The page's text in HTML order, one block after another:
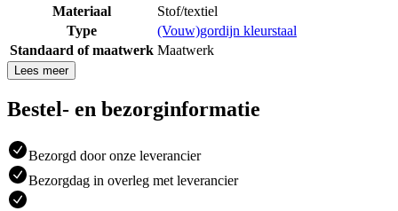
Materiaal
Stof/textiel
Type
(Vouw)gordijn kleurstaal
Standaard of maatwerk Maatwerk
Lees meer
Bestel- en bezorginformatie
Bezorgd door onze leverancier
Bezorgdag in overleg met leverancier